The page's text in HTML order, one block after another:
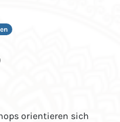
orientieren sich